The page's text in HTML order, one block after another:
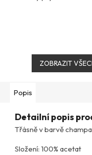
ZOBRAZIT
Popis
Detailní popis
Třásně v barvě
Složení: 100% acetat